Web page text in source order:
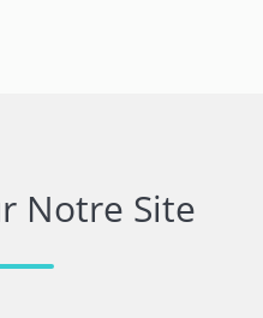
Notre Site